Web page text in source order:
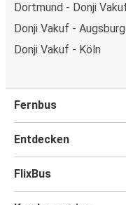
Dortmund - Donji
Donji Vakuf - Augsburg
Donji Vakuf - Köln
Fernbus
Entdecken
FlixBus